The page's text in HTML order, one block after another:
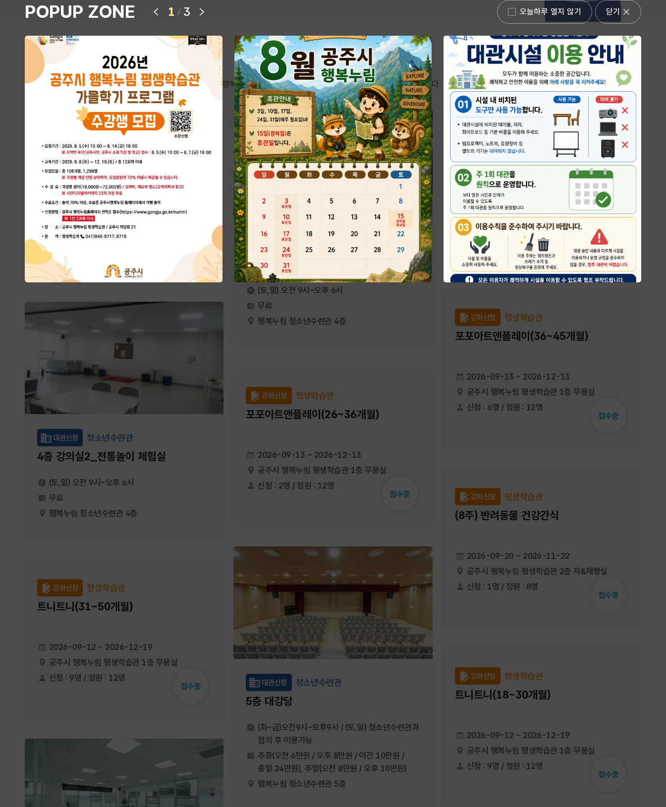
POPUP ZONE 이전 슬라이드
1 / 3
다음 슬라이드
오늘하루 열지 않기 닫기
시설대관 및 프로그램 공주시 행복누림에서 진행하는 다양한 프로그램과 대관 시설을 안내합니다. 전체 강좌신청 대관신청
평생학습관
공감 낭독, 표현 스피치
2026-09-13 ~ 2026-12-13
공주시 행복누림 평생학습관 2층
강의실2(미래학습실1)
신청 : 3명 / 정원 : 12명
접수중 대관신청 청소년수련관
4층 강의실1_보드게임 체험실
(토,일) 오전 9시~오후 6시
무료
행복누림 청소년수련관 4층
평생학습관
가야금합주
2026-09-13 ~ 2026-12-13
공주시 행복누림 평생학습관 2층 명상 & 요가실
신청 : 2명 / 정원 : 8명
접수중
강좌신청 평생학습관
포포아트앤플레이(36~45개월)
2026-09-13 ~ 2026-12-13
공주시 행복누림 평생학습관 1층 무용실
신청 : 6명 / 정원 : 12명
접수중
대관신청 청소년수련관
4층 강의실2_전통놀이 체험실
(토,일) 오전 9시~오후 6시
무료
행복누림 청소년수련관 4층
강좌신청 평생학습관
포포아트앤플레이(26~36개월)
2026-09-13 ~ 2026-12-13
공주시 행복누림 평생학습관 1층 무용실
신청 : 2명 / 정원 : 12명
접수중 강좌신청 평생학습관
(8주) 반려동물 건강간식
2026-09-20 ~ 2026-11-22
공주시 행복누림 평생학습관 2층 차&제빵실
신청 : 1명 / 정원 : 8명
접수중
대관신청 청소년수련관
5층 대강당
(화~금)오전9시~오후9시 / (토,일) 청소년수련관과
협의 후 이용가능
주중(오전 6만원 / 오후 8만원 / 야간 10만원 /
종일 24만원), 주말(오전 8만원 / 오후 10만원)
행복누림 청소년수련관 5층
강좌신청 평생학습관
트니트니(31~50개월)
2026-09-12 ~ 2026-12-19
공주시 행복누림 평생학습관 1층 무용실
신청 : 9명 / 정원 : 12명
접수중
강좌신청 평생학습관
트니트니(18~30개월)
2026-09-12 ~ 2026-12-19
공주시 행복누림 평생학습관 1층 무용실
신청 : 9명 / 정원 : 12명
접수중